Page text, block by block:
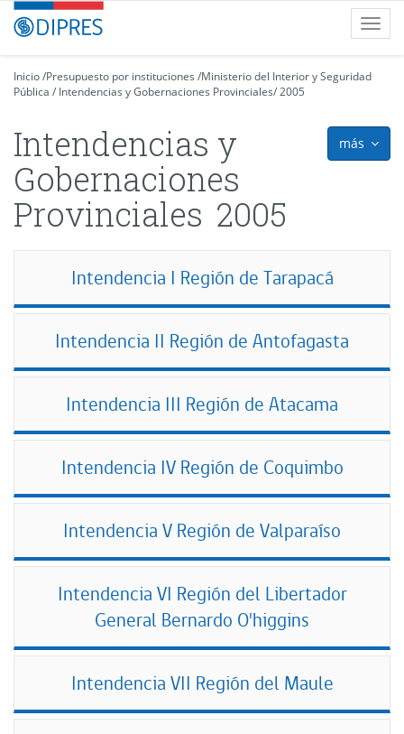
Contenido
principalDIPRES
-
de
Presupuestos
Inicio/Presupuesto por instituciones /Ministerio del Interior y Seguridad
Pública / Intendencias y Gobernaciones Provinciales/2005
más
Intendencias y
Gobernaciones
Provinciales 2005
Intendencia I Región de Tarapacá
Intendencia II Región de Antofagasta
Intendencia III Región de Atacama
Intendencia IV Región de Coquimbo
Intendencia V Región de Valparaíso
Intendencia VI Región del Libertador
General Bernardo O'higgins
Intendencia VII Región del Maule